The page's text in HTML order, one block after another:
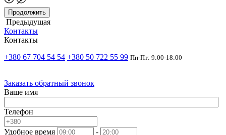
Продолжить
Предыдущая
Контакты
Контакты
+380 67 704 54 54 +380 50 722 55 99 Пн-Пт: 9:00-18:00
Заказать обратный звонок
Ваше имя
Телефон
Удобное время -